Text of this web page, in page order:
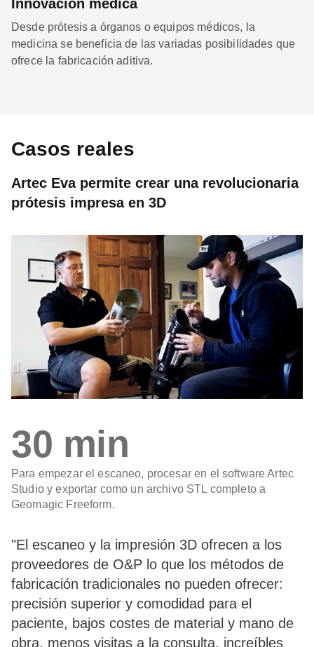
Innovación médica
Desde prótesis a órganos o equipos médicos, la
medicina se beneficia de las variadas posibilidades que
ofrece la fabricación aditiva.
Casos reales
Artec Eva permite crear una revolucionaria
prótesis impresa en 3D
30 min
Para empezar el escaneo, procesar en el software Artec
Studio y exportar como un archivo STL completo a
Geomagic Freeform.
"El escaneo y la impresión 3D ofrecen a los
proveedores de O&P lo que los métodos de
fabricación tradicionales no pueden ofrecer:
precisión superior y comodidad para el
paciente, bajos costes de material y mano de
obra, menos visitas a la consulta, increíbles